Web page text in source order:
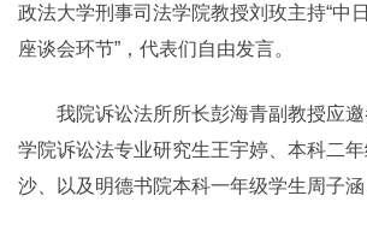
政法大学刑事司法学院教授刘玫主持“中
座谈会环节”，代表们自由发言。
我院诉讼法所所长彭海青副教授应邀
学院诉讼法专业研究生王宇婷、本科二
沙、以及明德书院本科一年级学生周子涵